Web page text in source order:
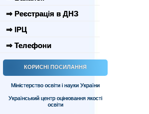
⇒ Реєстрація в ДНЗ
⇒ ІРЦ
⇒ Телефони
КОРИСНІ ПОСИЛАННЯ
Міністерство освіти і науки України
Український центр оцінювання якості
освіти